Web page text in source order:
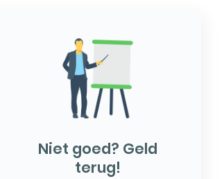
Niet goed? Geld
terug!